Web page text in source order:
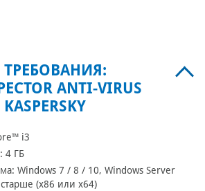
ANTI-VIRUS
i3
4 ГБ
Windows 7 / 8 / 10, Windows Server
(x86 или x64)